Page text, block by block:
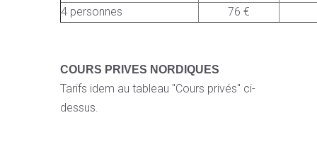
4 personnes
76 €
COURS PRIVES NORDIQUES
Tarifs idem au tableau "Cours privés" ci-
dessus.